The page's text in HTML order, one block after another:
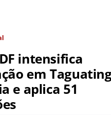
intensifica
em
e aplica 51